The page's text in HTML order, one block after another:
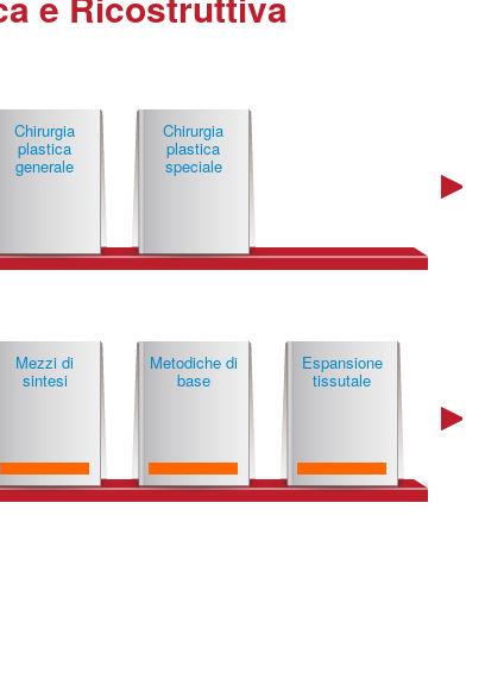
Chirurgia
plastica
generale
Chirurgia
plastica
speciale
Mezzi di
sintesi
Metodiche di
base
Espansione
tissutale